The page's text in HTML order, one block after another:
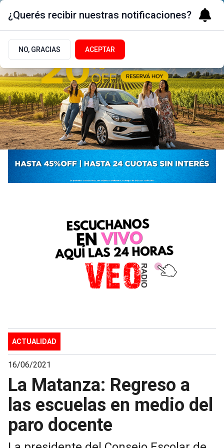
ACTUALIDAD
16/06/2021
La Matanza: Regreso a
las escuelas en medio del
paro docente
¿Querés recibir nuestras notificaciones?
NO, GRACIAS ACEPTAR